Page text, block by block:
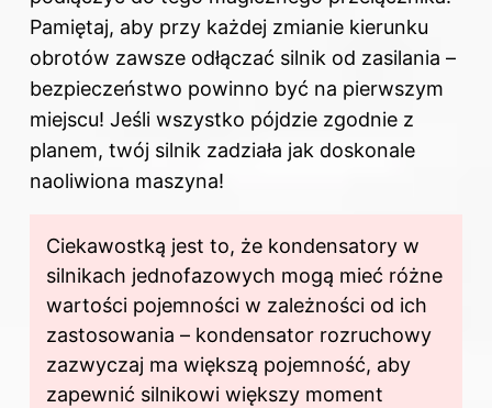
Pamiętaj, aby przy każdej zmianie kierunku
obrotów zawsze odłączać silnik od zasilania –
bezpieczeństwo powinno być na pierwszym
miejscu! Jeśli wszystko pójdzie zgodnie z
planem, twój silnik zadziała jak doskonale
naoliwiona maszyna!
Ciekawostką jest to, że kondensatory w
silnikach jednofazowych mogą mieć różne
wartości pojemności w zależności od ich
zastosowania – kondensator rozruchowy
zazwyczaj ma większą pojemność, aby
zapewnić silnikowi większy moment